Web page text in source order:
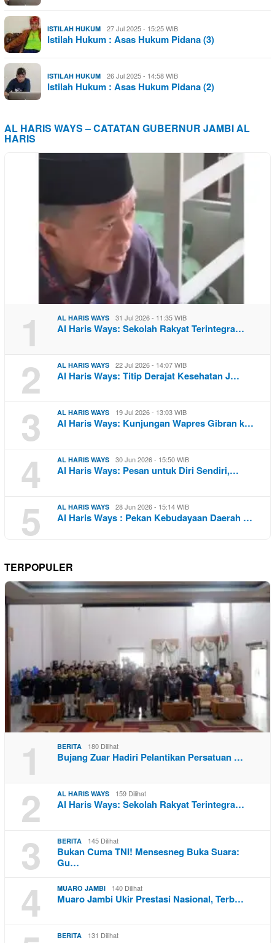
ISTILAH HUKUM 27 Jul 2025 - 15:25 WIB
Istilah Hukum : Asas Hukum Pidana (3)
ISTILAH HUKUM 26 Jul 2025 - 14:58 WIB
Istilah Hukum : Asas Hukum Pidana (2)
AL HARIS WAYS – CATATAN GUBERNUR JAMBI AL
HARIS
1 AL HARIS WAYS 31 Jul 2026 - 11:35 WIB
Al Haris Ways: Sekolah Rakyat Terintegra…
2 AL HARIS WAYS 22 Jul 2026 - 14:07 WIB
Al Haris Ways: Titip Derajat Kesehatan J…
3 AL HARIS WAYS 19 Jul 2026 - 13:03 WIB
Al Haris Ways: Kunjungan Wapres Gibran k…
4 AL HARIS WAYS 30 Jun 2026 - 15:50 WIB
Al Haris Ways: Pesan untuk Diri Sendiri,…
5 AL HARIS WAYS 28 Jun 2026 - 15:14 WIB
Al Haris Ways : Pekan Kebudayaan Daerah …
TERPOPULER
1 BERITA 180 Dilihat
Bujang Zuar Hadiri Pelantikan Persatuan …
2 AL HARIS WAYS 159 Dilihat
Al Haris Ways: Sekolah Rakyat Terintegra…
3 BERITA 145 Dilihat
Bukan Cuma TNI! Mensesneg Buka Suara:
Gu…
4 MUARO JAMBI 140 Dilihat
Muaro Jambi Ukir Prestasi Nasional, Terb…
BERITA 131 Dilihat